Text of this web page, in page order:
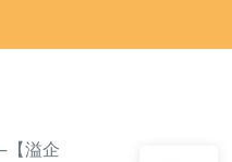
【溢企